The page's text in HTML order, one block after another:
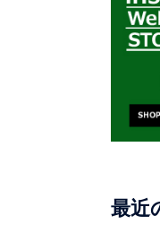
最近